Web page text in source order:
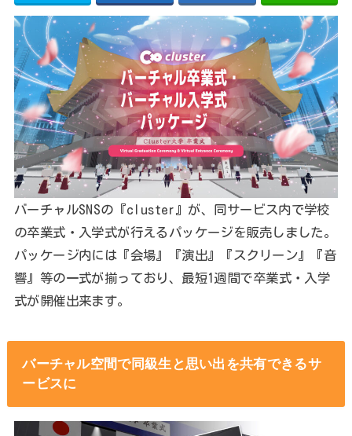
バーチャルSNSの『cluster』が、同サービス内で学校
の卒業式・入学式が行えるパッケージを販売しました。
パッケージ内には『会場』『演出』『スクリーン』『音
響』等の一式が揃っており、最短1週間で卒業式・入学
式が開催出来ます。
バーチャル空間で同級生と思い出を共有できるサ
ービスに